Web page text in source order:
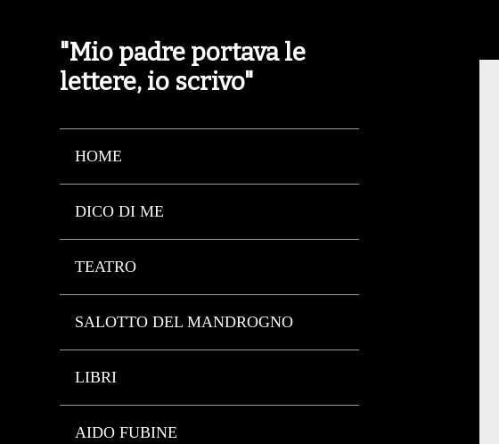
"Mio padre portava le
lettere, io scrivo"
HOME
DICO DI ME
TEATRO
SALOTTO DEL MANDROGNO
LIBRI
AIDO FUBINE